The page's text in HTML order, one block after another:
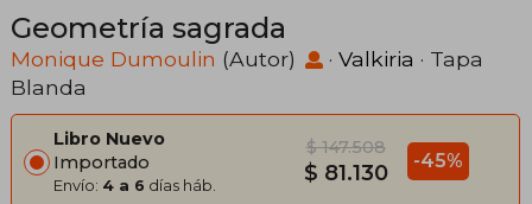
Geometría sagrada
Monique Dumoulin (Autor) · Valkiria · Tapa
Blanda
Libro Nuevo
Importado
Envío: 4 a 6 días háb.
$ 147.508
$ 81.130 -45%